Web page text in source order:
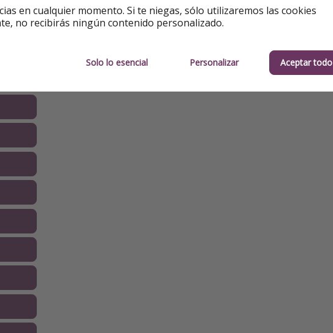
en cualquier momento. Si te niegas, sólo utilizaremos las cookies
no recibirás ningún contenido personalizado.
Solo lo esencial Personalizar Aceptar todo